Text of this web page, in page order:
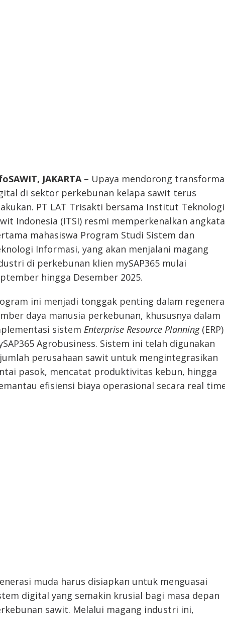
JAKARTA – Upaya mendorong
di sektor perkebunan kelapa sawit terus
PT LAT Trisakti bersama Institut Teknologi
Indonesia (ITSI) resmi memperkenalkan
mahasiswa Program Studi Sistem dan
Informasi, yang akan menjalani magang
di perkebunan klien mySAP365 mulai
hingga Desember 2025.
ini menjadi tonggak penting dalam
daya manusia perkebunan, khususnya dalam
sistem Enterprise Resource Planning(ERP)
Agrobusiness. Sistem ini telah digunakan
perusahaan sawit untuk mengintegrasikan
pasok, mencatat produktivitas kebun, hingga
efisiensi biaya operasional secara real
muda harus disiapkan untuk menguasai
digital yang semakin krusial bagi masa depan
sawit. Melalui magang industri ini,